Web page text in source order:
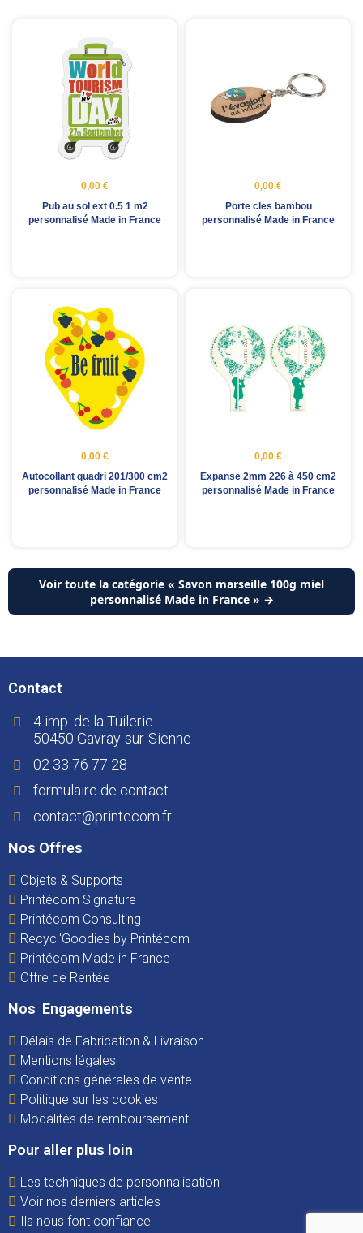
0,00 €
Pub au sol ext 0.5 1 m2
personnalisé Made in France
0,00 €
Porte cles bambou
personnalisé Made in France
0,00 €
Autocollant quadri 201/300 cm2
personnalisé Made in France
0,00 €
Expanse 2mm 226 à 450 cm2
personnalisé Made in France
Voir toute la catégorie « Savon marseille 100g miel
personnalisé Made in France » →
Contact
4 imp. de la Tuilerie
50450 Gavray-sur-Sienne
02 33 76 77 28
formulaire de contact
contact@printecom.fr
Nos Offres
Objets & Supports
Printécom Signature
Printécom Consulting
Recycl'Goodies by Printécom
Printécom Made in France
Offre de Rentée
Nos Engagements
Délais de Fabrication & Livraison
Mentions légales
Conditions générales de vente
Politique sur les cookies
Modalités de remboursement
Pour aller plus loin
Les techniques de personnalisation
Voir nos derniers articles
Ils nous font confiance